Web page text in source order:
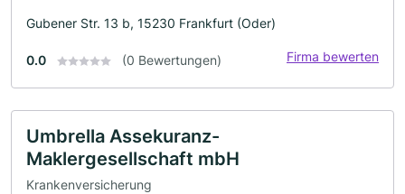
Gubener Str. 13 b, 15230 Frankfurt (Oder)
0.0 (0 Bewertungen) Firma bewerten
Umbrella Assekuranz-
Maklergesellschaft mbH
Krankenversicherung